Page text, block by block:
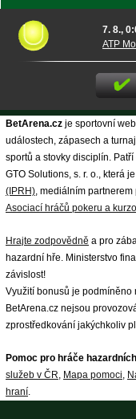
7. 8.,
ATP
BetArena.cz je sportovní
událostech, zápasech a
sportů a stovky disciplín.
GTO Solutions, s. r. o., která
(IPRH), mediálním partnerem
Asociací hráčů pokeru a
Hrajte zodpovědně a pro
hazardní hře. Ministerstvo
závislost!
Využití bonusů je podmíněno
BetArena.cz nejsou
zprostředkování jakýchkoliv
Pomoc pro hráče
služeb v ČR, Mapa pomoci,
hraní.